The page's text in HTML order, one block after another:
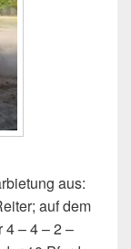
aus:
auf dem
4 – 4 – 2 –